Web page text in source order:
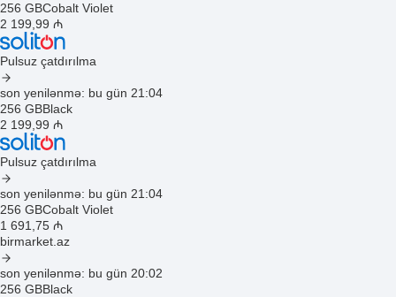
256 GBCobalt Violet
2 199 ,99 ₼
Pulsuz çatdırılma
son yenilənmə: bu gün 21:04
256 GBBlack
2 199 ,99 ₼
Pulsuz çatdırılma
son yenilənmə: bu gün 21:04
256 GBCobalt Violet
1 691 ,75 ₼
birmarket.az
son yenilənmə: bu gün 20:02
256 GBBlack